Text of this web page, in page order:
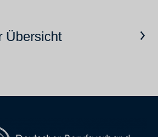
ÜbersichtNächster Artikel